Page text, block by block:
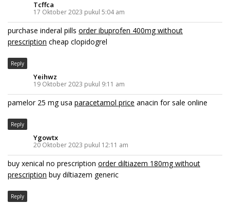
Tcffca
17 Oktober 2023 pukul 5:04 am
purchase inderal pills order ibuprofen 400mg without
prescription cheap clopidogrel
Reply
Yeihwz
19 Oktober 2023 pukul 9:11 am
pamelor 25 mg usa paracetamol price anacin for sale online
Reply
Ygowtx
20 Oktober 2023 pukul 12:11 am
buy xenical no prescription order diltiazem 180mg without
prescription buy diltiazem generic
Reply